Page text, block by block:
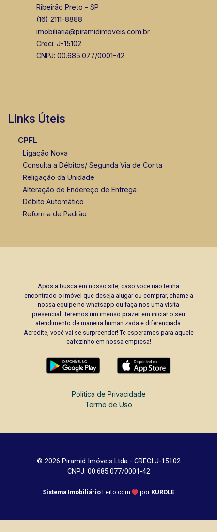
Ribeirão Preto - SP
(16) 2111-8888
imobiliaria@piramidimoveis.com.br
Creci: J-15102
CNPJ: 00.685.077/0001-42
Links Úteis
CPFL
Ligação Nova
Consulta a Débitos/ Segunda Via de Conta
Religação da Unidade
Alteração de Endereço de Entrega
Débito Automático
Reforma de Padrão
Após a busca em nosso site, caso você não tenha
encontrado o imóvel que deseja alugar ou comprar, chame a
nossa equipe no whatsapp ou faça-nos uma visita
presencial. Teremos um imenso prazer em iniciar o seu
atendimento de maneira humanizada e diferenciada.
Acredite, você vai se surpreender! Te esperamos para aquele
cafezinho em nossa empresa!
Política de Privacidade
Termo de Uso
© 2026 Piramid Imóveis Ltda - CRECI J-15102
CNPJ: 00.685.077/0001-42
Sistema Imobiliário Feito com por KUROLE